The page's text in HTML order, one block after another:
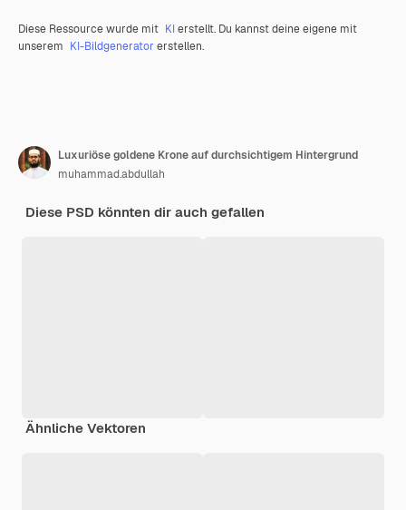
Diese Ressource wurde mit KIerstellt. Du kannst deine eigene mit
unserem KI-Bildgenerator erstellen.
Luxuriöse goldene Krone auf durchsichtigem Hintergrund
muhammad.abdullah
Diese PSD könnten dir auch gefallen
Ähnliche Vektoren